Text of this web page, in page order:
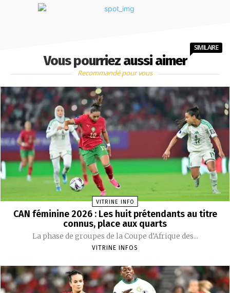
Vous pourriez aussi aimer
SIMILAIRE
Recommandé pour vous
VITRINE INFO
CAN féminine 2026 : Les huit prétendants au titre
connus, place aux quarts
La phase de groupes de la Coupe d’Afrique des...
VITRINE INFOS